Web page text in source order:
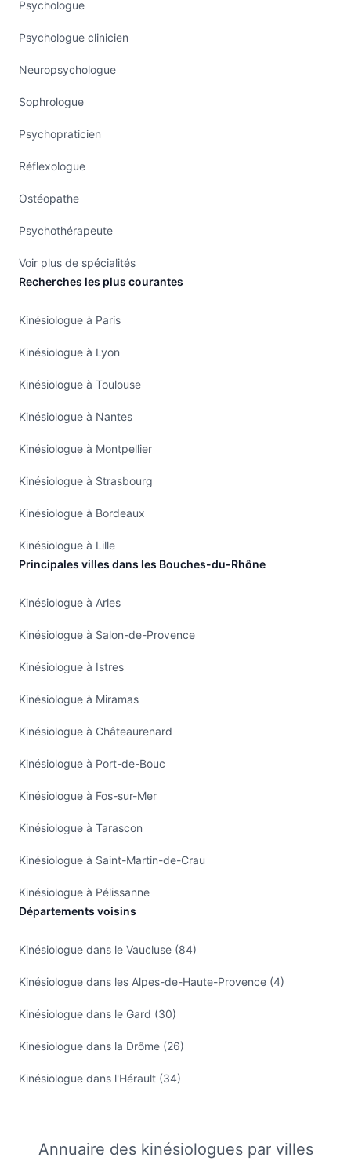
Psychologue
Psychologue clinicien
Neuropsychologue
Sophrologue
Psychopraticien
Réflexologue
Ostéopathe
Psychothérapeute
Voir plus de spécialités
Recherches les plus courantes
Kinésiologue à Paris
Kinésiologue à Lyon
Kinésiologue à Toulouse
Kinésiologue à Nantes
Kinésiologue à Montpellier
Kinésiologue à Strasbourg
Kinésiologue à Bordeaux
Kinésiologue à Lille
Principales villes dans les Bouches-du-Rhône
Kinésiologue à Arles
Kinésiologue à Salon-de-Provence
Kinésiologue à Istres
Kinésiologue à Miramas
Kinésiologue à Châteaurenard
Kinésiologue à Port-de-Bouc
Kinésiologue à Fos-sur-Mer
Kinésiologue à Tarascon
Kinésiologue à Saint-Martin-de-Crau
Kinésiologue à Pélissanne
Départements voisins
Kinésiologue dans le Vaucluse (84)
Kinésiologue dans les Alpes-de-Haute-Provence (4)
Kinésiologue dans le Gard (30)
Kinésiologue dans la Drôme (26)
Kinésiologue dans l'Hérault (34)
Annuaire des kinésiologues par villes